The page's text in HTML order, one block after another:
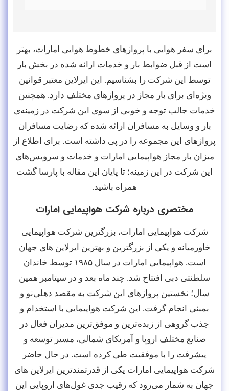
برای سفر هوایی با پروازهای خطوط هوایی امارات، بهتر
است از قبل ضوابط بار و خدمات ارائه شده در بخش بار
توسط این شرکت را بشناسیم. این ایرلاین معتبر قوانین
ویژه‌ای برای بار مجاز در پروازهای مختلف دارد. همچنین
خدمات جالب توجه و خوبی از سوی این شرکت در زمینه‌ی
بار و وسایل به مسافران ارائه شده که رضایت مسافران
پروازهای این مجموعه را در پی داشته است. برای اطلاع از
میزان بار مجاز هواپیمایی امارات و خدمات و سرویس‌های
این شرکت در این زمینه؛ تا پایان این مقاله با پارسا گشت
همراه باشید.
مختصری درباره شرکت هواپیمایی امارات
شرکت هواپیمایی امارات، بزرگترین شرکت هواپیمایی
خاورمیانه و یکی از بزرگترین و بهترین ایرلاین های جهان
است. هواپیمایی امارات در سال ۱۹۸۵ توسط خاندان
سلطنتی دبی افتتاح شد. چند ماه بعد و در سپتامبر همین
سال؛ نخستین پروازهای این شرکت به مقصد دهلی‌نو و
بمبئی انجام گرفت. این شرکت هواپیمایی با استخدام و
جذب گروهی از زبده‌ترین و موفق‌ترین مدیران فعال در
صنایع مختلف اروپا و آمریکای شمالی، مسیر توسعه و
پیشرفت را با موفقیت طی کرده است. در حال حاضر
شرکت هواپیمایی امارات یکی از قدرتمندترین ایرلاین های
جهان به شمار می‌رود که رقیب جدی غول‌های اروپایی این